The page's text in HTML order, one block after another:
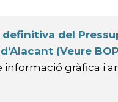
del
(Veure
informació gràfica i